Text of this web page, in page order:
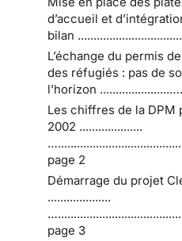
d’accueil et
bilan
L’échange du permis
des réfugiés : pas de
l’horizon
Les chiffres de la DPM
2002 ....................
page 2
Démarrage du projet
....................
page 3